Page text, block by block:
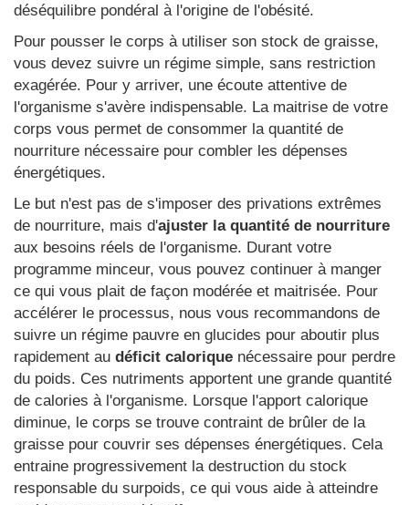
déséquilibre pondéral à l'origine de l'obésité.
Pour pousser le corps à utiliser son stock de graisse,
vous devez suivre un régime simple, sans restriction
exagérée. Pour y arriver, une écoute attentive de
l'organisme s'avère indispensable. La maitrise de votre
corps vous permet de consommer la quantité de
nourriture nécessaire pour combler les dépenses
énergétiques.
Le but n'est pas de s'imposer des privations extrêmes
de nourriture, mais d'ajuster la quantité de nourriture
aux besoins réels de l'organisme. Durant votre
programme minceur, vous pouvez continuer à manger
ce qui vous plait de façon modérée et maitrisée. Pour
accélérer le processus, nous vous recommandons de
suivre un régime pauvre en glucides pour aboutir plus
rapidement au déficit calorique nécessaire pour perdre
du poids. Ces nutriments apportent une grande quantité
de calories à l'organisme. Lorsque l'apport calorique
diminue, le corps se trouve contraint de brûler de la
graisse pour couvrir ses dépenses énergétiques. Cela
entraine progressivement la destruction du stock
responsable du surpoids, ce qui vous aide à atteindre